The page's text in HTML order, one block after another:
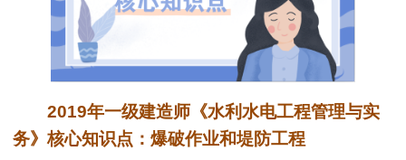
2019年一级建造师《水利水电工程管理与实
务》核心知识点：爆破作业和堤防工程